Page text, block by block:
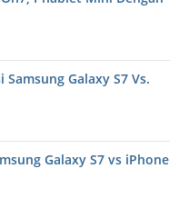
Galaxy S7 Vs.
Galaxy S7 vs iPhone